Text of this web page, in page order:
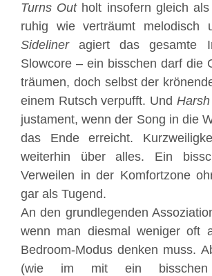
Turns Outholt insofern gleich als
ruhig wie verträumt melodisch
Sidelineragiert das gesamte
Slowcore – ein bisschen darf die
träumen, doch selbst der
einem Rutsch verpufft. Und
justament, wenn der Song in die
das Ende erreicht.
weiterhin über alles. Ein
Verweilen in der Komfortzone
gar als Tugend.
An den grundlegenden
wenn man diesmal weniger oft
Bedroom-Modus denken muss.
(wie im mit ein bisschen